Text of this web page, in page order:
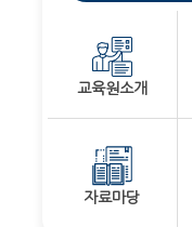
교육원소개
자료마당